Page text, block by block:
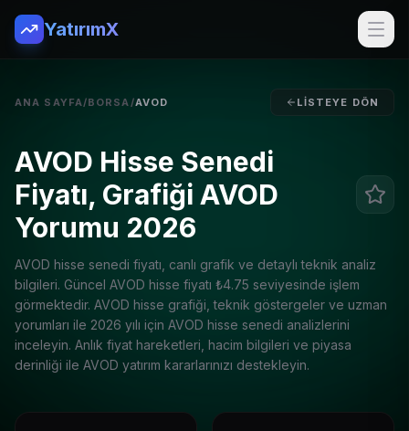
YatırımX
ANA SAYFA/BORSA/AVOD LISTEYE DÖN
AVOD Hisse Senedi
Fiyatı, Grafiği AVOD
Yorumu 2026
AVOD hisse senedi fiyatı, canlı grafik ve detaylı teknik analiz
bilgileri. Güncel AVOD hisse fiyatı ₺4.75 seviyesinde işlem
görmektedir. AVOD hisse grafiği, teknik göstergeler ve uzman
yorumları ile 2026 yılı için AVOD hisse senedi analizlerini
inceleyin. Anlık fiyat hareketleri, hacim bilgileri ve piyasa
derinliği ile AVOD yatırım kararlarınızı destekleyin.